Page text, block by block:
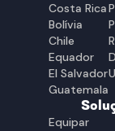
Costa Rica
Bolívia
Chile
Equador
El Salvador
Guatemala
Equipar